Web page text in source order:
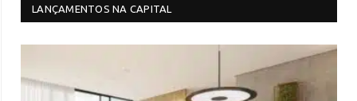
LANÇAMENTOS NA CAPITAL